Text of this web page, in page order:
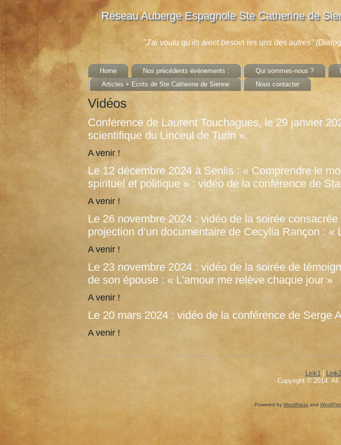
Réseau Auberge Espagnole Ste Catherine de
"J'ai voulu qu'ils aient besoin les uns des autres"
Home Nos précédents évènements : Qui sommes-nous ?
Articles + Ecrits de Ste Catherine de Sienne
Nous contacter
Vidéos
Conférence de Laurent Touchagues, le 29 janvier
scientifique du Linceul de Turin ».
A venir !
Le 12 décembre 2024 à Senlis : « Comprendre le
spirituel et politique » : vidéo de la conférence de
A venir !
Le 26 novembre 2024 : vidéo de la soirée consacrée
projection d’un documentaire de Cecylia Rançon : «
A venir !
Le 23 novembre 2024 : vidéo de la soirée de
de son épouse : « L’amour me relève chaque jour »
A venir !
Le 20 mars 2024 : vidéo de la conférence de Serge
A venir !
Link1| Link2
Copyright © 2014. All
Powered by WordPress and